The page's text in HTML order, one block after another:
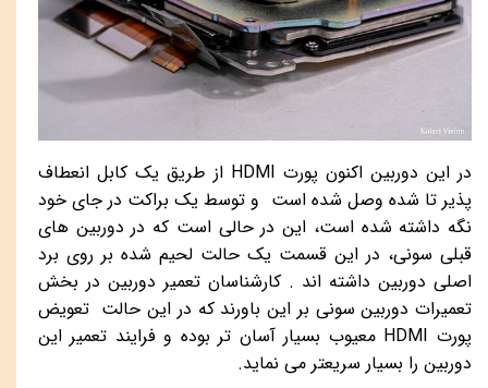
در این دوربین اکنون پورت HDMI از طریق یک کابل انعطاف
پذیر تا شده وصل شده است و توسط یک براکت در جای خود
نگه داشته شده است، این در حالی است که در دوربین های
قبلی سونی، در این قسمت یک حالت لحیم شده بر روی برد
اصلی دوربین داشته اند . کارشناسان تعمیر دوربین در بخش
تعمیرات دوربین سونی بر این باورند که در این حالت تعویض
پورت HDMI معیوب بسیار آسان تر بوده و فرایند تعمیر این
دوربین را بسیار سریعتر می نماید.